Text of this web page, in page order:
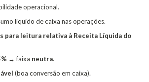
operacional.
líquido de caixa nas operações.
para leitura relativa à Receita Líquida do
→ faixa neutra.
(boa conversão em caixa).